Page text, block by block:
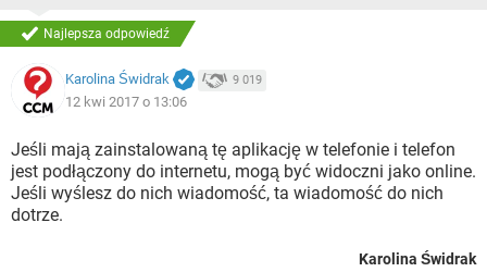
Najlepsza odpowiedź
Karolina Świdrak 9 019
12 kwi 2017 o 13:06
Jeśli mają zainstalowaną tę aplikację w telefonie i telefon
jest podłączony do internetu, mogą być widoczni jako online.
Jeśli wyślesz do nich wiadomość, ta wiadomość do nich
dotrze.
Karolina Świdrak